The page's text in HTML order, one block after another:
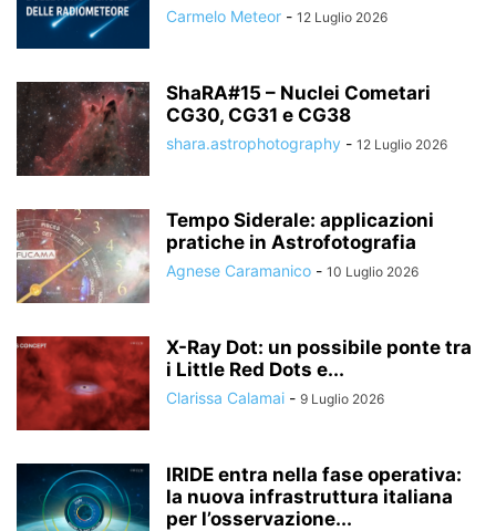
Carmelo Meteor - 12 Luglio 2026
ShaRA#15 – Nuclei Cometari
CG30, CG31 e CG38
shara.astrophotography - 12 Luglio 2026
Tempo Siderale: applicazioni
pratiche in Astrofotografia
Agnese Caramanico - 10 Luglio 2026
X-Ray Dot: un possibile ponte tra
i Little Red Dots e...
Clarissa Calamai - 9 Luglio 2026
IRIDE entra nella fase operativa:
la nuova infrastruttura italiana
per l’osservazione...